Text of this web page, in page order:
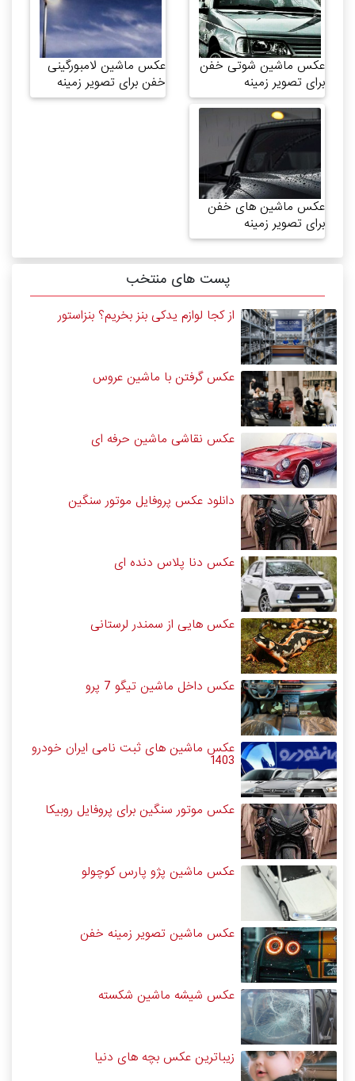
عکس ماشین شوتی خفن
برای تصویر زمینه
عکس ماشین لامبورگینی
خفن برای تصویر زمینه
عکس ماشین های خفن
برای تصویر زمینه
پست های منتخب
از کجا لوازم یدکی بنز بخریم؟ بنزاستور
عکس گرفتن با ماشین عروس
عکس نقاشی ماشین حرفه ای
دانلود عکس پروفایل موتور سنگین
عکس دنا پلاس دنده ای
عکس هایی از سمندر لرستانی
عکس داخل ماشین تیگو 7 پرو
عکس ماشین های ثبت نامی ایران خودرو
1403
عکس موتور سنگین برای پروفایل روبیکا
عکس ماشین پژو پارس کوچولو
عکس ماشین تصویر زمینه خفن
عکس شیشه ماشین شکسته
زیباترین عکس بچه های دنیا